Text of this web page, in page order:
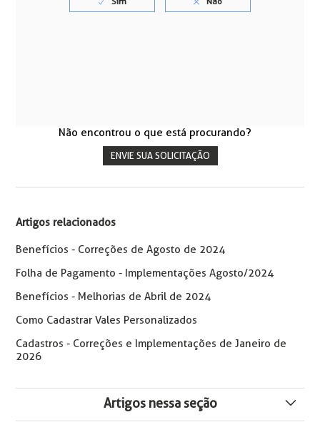
Não encontrou o que está procurando?
ENVIE SUA SOLICITAÇÃO
Artigos relacionados
Benefícios - Correções de Agosto de 2024
Folha de Pagamento - Implementações Agosto/2024
Benefícios - Melhorias de Abril de 2024
Como Cadastrar Vales Personalizados
Cadastros - Correções e Implementações de Janeiro de
2026
Artigos nessa seção